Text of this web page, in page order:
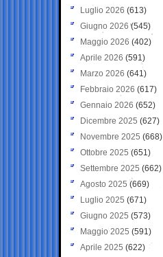
Luglio 2026 (613)
Giugno 2026 (545)
Maggio 2026 (402)
Aprile 2026 (591)
Marzo 2026 (641)
Febbraio 2026 (617)
Gennaio 2026 (652)
Dicembre 2025 (627)
Novembre 2025 (668)
Ottobre 2025 (651)
Settembre 2025 (662)
Agosto 2025 (669)
Luglio 2025 (671)
Giugno 2025 (573)
Maggio 2025 (591)
Aprile 2025 (622)